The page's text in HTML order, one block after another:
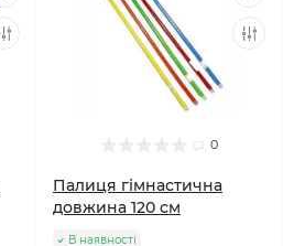
0
Палиця гімнастична
довжина 120 см
В наявності